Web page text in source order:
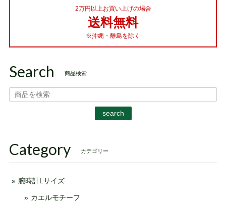
2万円以上お買い上げの場合
送料無料
※沖縄・離島を除く
Search 商品検索
search
Category カテゴリー
腕時計Lサイズ
カエルモチーフ